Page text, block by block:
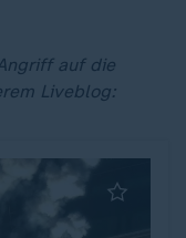
auf die
Liveblog: